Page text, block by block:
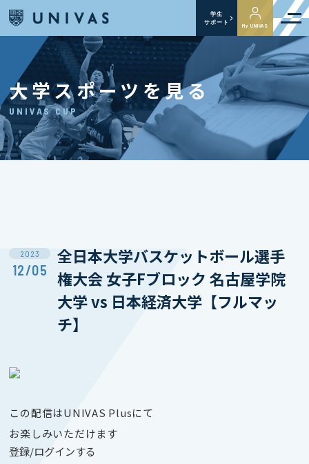
学生
サポート
My UNIVAS
大学スポーツを見る
UNIVAS CUP
2023
12/05
全日本大学バスケットボール選手
権大会 女子Fブロック 名古屋学院
大学 vs 日本経済大学【フルマッ
チ】
この配信はUNIVAS Plusにて
お楽しみいただけます
登録/ログインする